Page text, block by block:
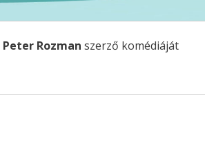
Peter Rozman szerző komédiáját